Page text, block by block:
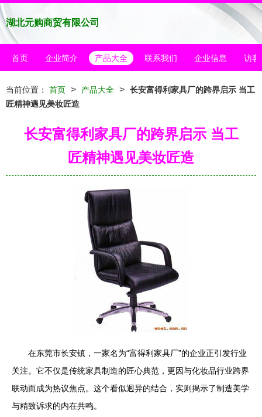
湖北元购商贸有限公司
首页 企业简介 产品大全 联系我们 企业信息 访客
当前位置： 首页 > 产品大全 > 长安富得利家具厂的跨界启示 当工
匠精神遇见美妆匠造
长安富得利家具厂的跨界启示 当工
匠精神遇见美妆匠造
在东莞市长安镇，一家名为“富得利家具厂”的企业正引发行业
关注。它不仅是传统家具制造的匠心典范，更因与化妆品行业跨界
联动而成为热议焦点。这个看似迥异的结合，实则揭示了制造美学
与精致诉求的内在共鸣。